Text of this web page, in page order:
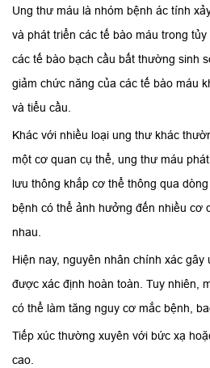
Ung thư máu là nhóm bệnh ác tính
và phát triển các tế bào máu trong
các tế bào bạch cầu bất thường sinh
giảm chức năng của các tế bào máu
và tiểu cầu.
Khác với nhiều loại ung thư khác
một cơ quan cụ thể, ung thư máu
lưu thông khắp cơ thể thông qua
bệnh có thể ảnh hưởng đến nhiều cơ
nhau.
Hiện nay, nguyên nhân chính xác
được xác định hoàn toàn. Tuy nhiên,
có thể làm tăng nguy cơ mắc bệnh,
Tiếp xúc thường xuyên với bức xạ
cao.